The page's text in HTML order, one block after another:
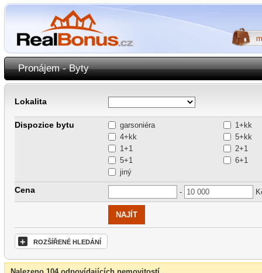
Pronájem - Byty
Lokalita
Dispozice bytu garsoniéra
1+kk
4+kk
5+kk
1+1
2+1
5+1
6+1
jiný
Cena -
+ ROZŠÍŘENÉ HLEDÁNÍ